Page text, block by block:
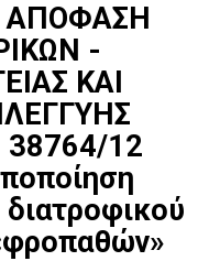
ΑΠΟΦΑΣΗ
-
ΚΑΙ
38764/12